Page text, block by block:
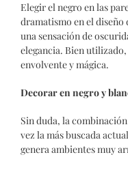
Elegir el negro en las
dramatismo en el diseño
una sensación de
elegancia. Bien
envolvente y mágica.
Decorar en negro y
Sin duda, la
vez la más buscada
genera ambientes muy